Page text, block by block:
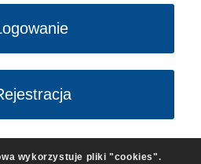
wykorzystuje pliki "cookies".